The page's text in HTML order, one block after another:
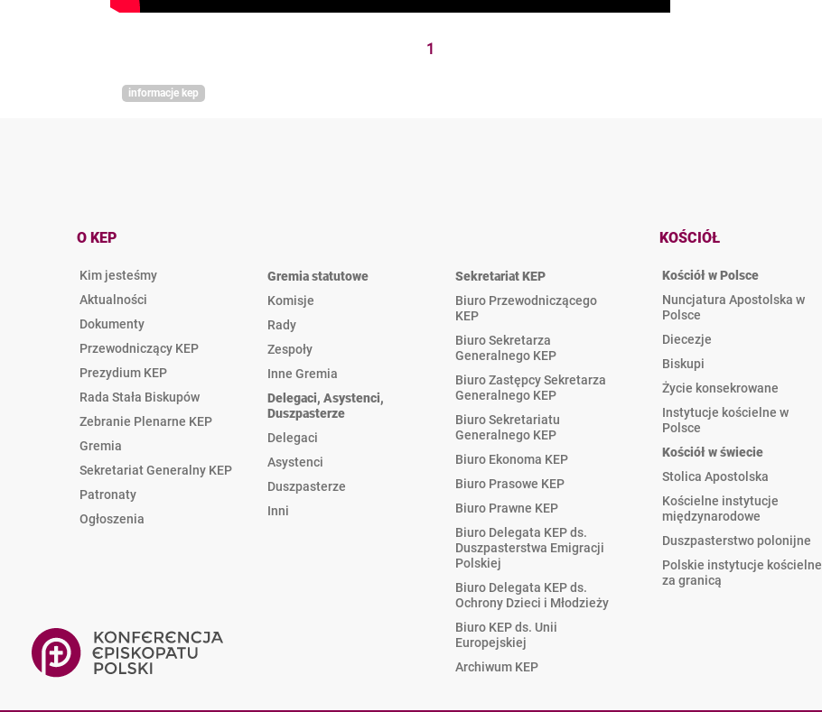
1
informacje kep
O KEP
Kim jesteśmy
Aktualności
Dokumenty
Przewodniczący KEP
Prezydium KEP
Rada Stała Biskupów
Zebranie Plenarne KEP
Gremia
Sekretariat Generalny KEP
Patronaty
Ogłoszenia
Gremia statutowe
Komisje
Rady
Zespoły
Inne Gremia
Delegaci, Asystenci,
Duszpasterze
Delegaci
Asystenci
Duszpasterze
Inni
Sekretariat KEP
Biuro Przewodniczącego
KEP
Biuro Sekretarza
Generalnego KEP
Biuro Zastępcy Sekretarza
Generalnego KEP
Biuro Sekretariatu
Generalnego KEP
Biuro Ekonoma KEP
Biuro Prasowe KEP
Biuro Prawne KEP
Biuro Delegata KEP ds.
Duszpasterstwa Emigracji
Polskiej
Biuro Delegata KEP ds.
Ochrony Dzieci i Młodzieży
Biuro KEP ds. Unii
Europejskiej
Archiwum KEP
KOŚCIÓŁ
Kościół w Polsce
Nuncjatura Apostolska w
Polsce
Diecezje
Biskupi
Życie konsekrowane
Instytucje kościelne w
Polsce
Kościół w świecie
Stolica Apostolska
Kościelne instytucje
międzynarodowe
Duszpasterstwo polonijne
Polskie instytucje kościelne
za granicą